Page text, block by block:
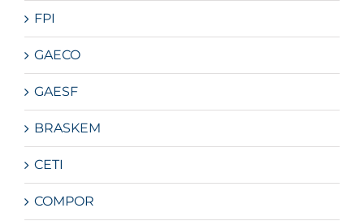
FPI
GAECO
GAESF
BRASKEM
CETI
COMPOR